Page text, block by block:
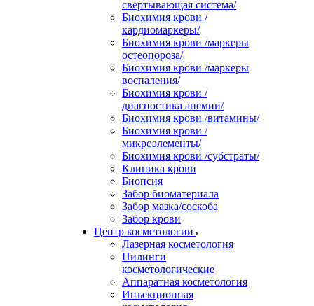
свертывающая система/
Биохимия крови /
кардиомаркеры/
Биохимия крови /маркеры
остеопороза/
Биохимия крови /маркеры
воспаления/
Биохимия крови /
диагностика анемии/
Биохимия крови /витамины/
Биохимия крови /
микроэлементы/
Биохимия крови /субстраты/
Клиника крови
Биопсия
Забор биоматериала
Забор мазка/соскоба
Забор крови
Центр косметологии
Лазерная косметология
Пилинги
косметологические
Аппаратная косметология
Инъекционная